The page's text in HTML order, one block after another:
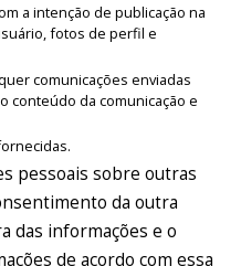
a intenção de publicação na
fotos de perfil e
comunicações enviadas
conteúdo da comunicação e
pessoais sobre outras
da outra
das informações e o
de acordo com essa